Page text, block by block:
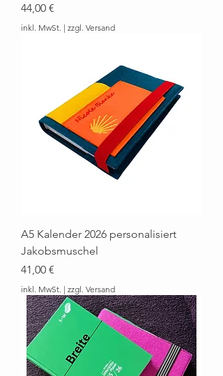
Preis
44,00 €
inkl. MwSt. | zzgl. Versand
A5 Kalender 2026 personalisiert
Jakobsmuschel
Preis
41,00 €
inkl. MwSt. | zzgl. Versand